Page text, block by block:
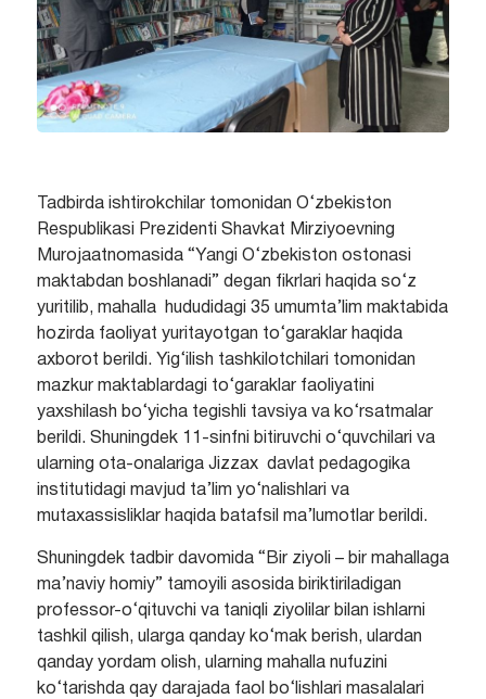
Tadbirda ishtirokchilar tomonidan O‘zbekiston
Respublikasi Prezidenti Shavkat Mirziyoevning
Murojaatnomasida “Yangi O‘zbekiston ostonasi
maktabdan boshlanadi” degan fikrlari haqida so‘z
yuritilib, mahalla hududidagi 35 umumta’lim maktabida
hozirda faoliyat yuritayotgan to‘garaklar haqida
axborot berildi. Yig‘ilish tashkilotchilari tomonidan
mazkur maktablardagi to‘garaklar faoliyatini
yaxshilash bo‘yicha tegishli tavsiya va ko‘rsatmalar
berildi. Shuningdek 11-sinfni bitiruvchi o‘quvchilari va
ularning ota-onalariga Jizzax davlat pedagogika
institutidagi mavjud ta’lim yo‘nalishlari va
mutaxassisliklar haqida batafsil ma’lumotlar berildi.
Shuningdek tadbir davomida “Bir ziyoli – bir mahallaga
ma’naviy homiy” tamoyili asosida biriktiriladigan
professor-o‘qituvchi va taniqli ziyolilar bilan ishlarni
tashkil qilish, ularga qanday ko‘mak berish, ulardan
qanday yordam olish, ularning mahalla nufuzini
ko‘tarishda qay darajada faol bo‘lishlari masalalari